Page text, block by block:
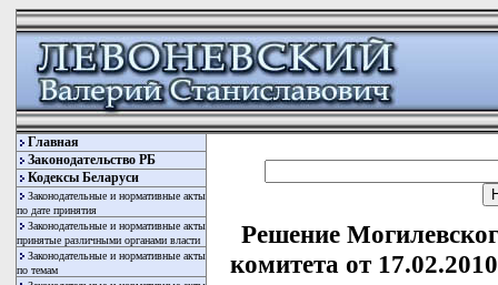
Главная
Законодательство РБ
Кодексы Беларуси
Законодательные и нормативные акты
по дате принятия
Законодательные и нормативные акты
принятые различными органами власти
Законодательные и нормативные акты
по темам
Решение
комитета от